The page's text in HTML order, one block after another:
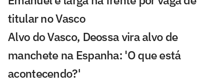
titular no Vasco
Alvo do Vasco, Deossa vira alvo de
manchete na Espanha: 'O que está
acontecendo?'